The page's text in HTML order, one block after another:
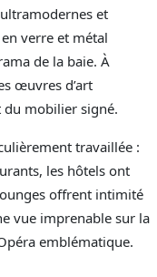
et
verre et métal
de la baie. À
œuvres d’art
du mobilier signé.
travaillée :
les hôtels ont
offrent intimité
vue imprenable sur la
emblématique.